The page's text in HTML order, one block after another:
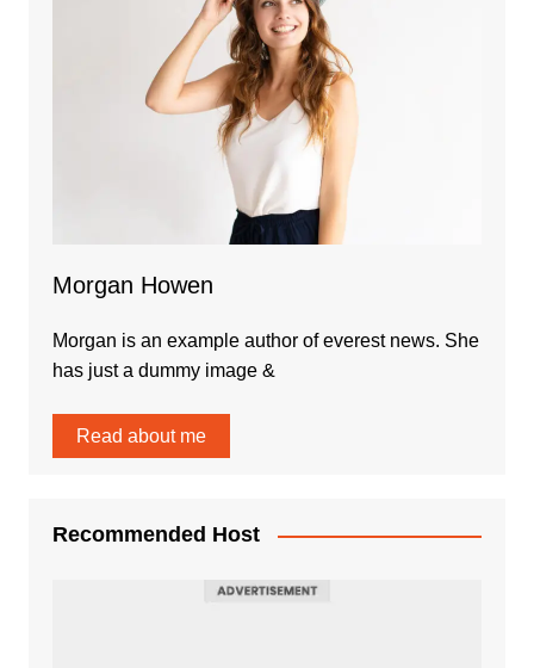
Morgan Howen
Morgan is an example author of everest news. She
has just a dummy image &
Read about me
Recommended Host